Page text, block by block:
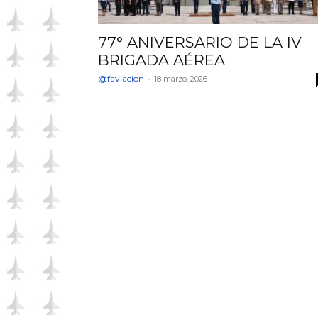
77° ANIVERSARIO DE LA IV
BRIGADA AÉREA
@faviacion - 18 marzo, 2026